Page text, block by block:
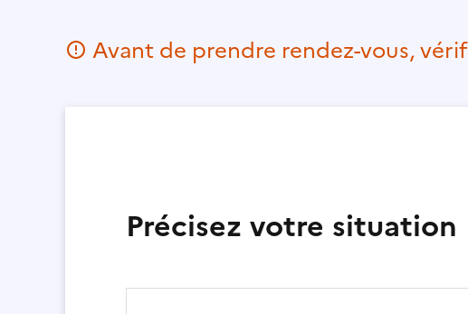
Avant de prendre rendez-vous,
Précisez votre situation